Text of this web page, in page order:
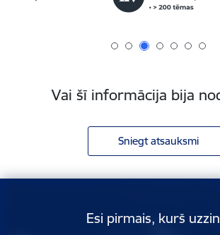
Vai šī informācija bija
Sniegt atsauksmi
Esi pirmais, kurš